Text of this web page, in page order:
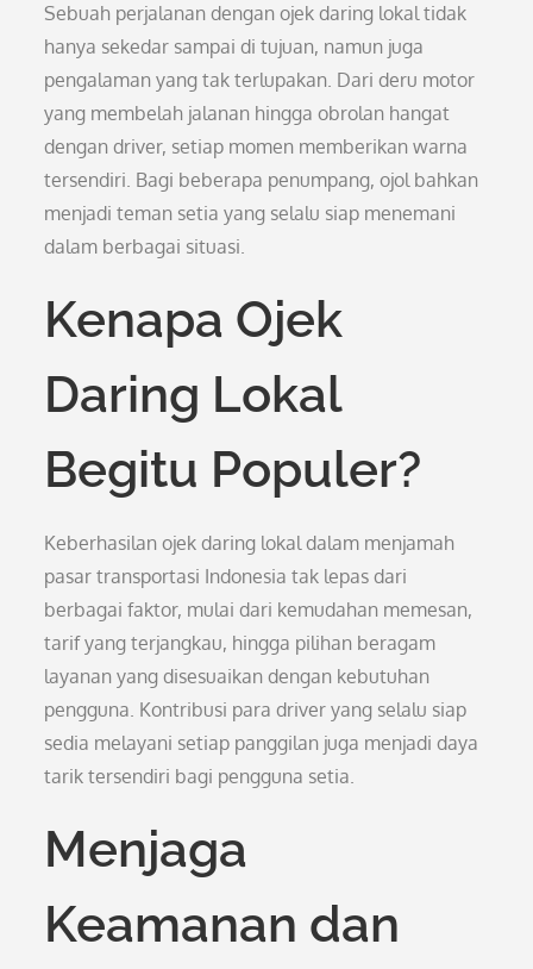
Sebuah perjalanan dengan ojek daring lokal tidak
hanya sekedar sampai di tujuan, namun juga
pengalaman yang tak terlupakan. Dari deru motor
yang membelah jalanan hingga obrolan hangat
dengan driver, setiap momen memberikan warna
tersendiri. Bagi beberapa penumpang, ojol bahkan
menjadi teman setia yang selalu siap menemani
dalam berbagai situasi.
Kenapa Ojek
Daring Lokal
Begitu Populer?
Keberhasilan ojek daring lokal dalam menjamah
pasar transportasi Indonesia tak lepas dari
berbagai faktor, mulai dari kemudahan memesan,
tarif yang terjangkau, hingga pilihan beragam
layanan yang disesuaikan dengan kebutuhan
pengguna. Kontribusi para driver yang selalu siap
sedia melayani setiap panggilan juga menjadi daya
tarik tersendiri bagi pengguna setia.
Menjaga
Keamanan dan